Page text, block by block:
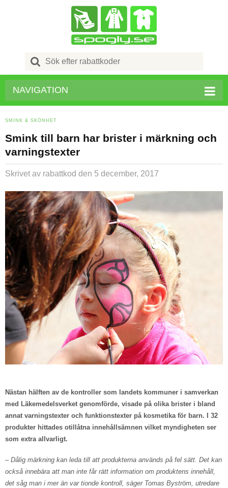
Search
for:
NAVIGATION
SMINK & SKÖNHET
Smink till barn har brister i märkning och
varningstexter
Skrivet av rabattkod den 5 december, 2017
Nästan hälften av de kontroller som landets kommuner i samverkan
med Läkemedelsverket genomförde, visade på olika brister i bland
annat varningstexter och funktionstexter på kosmetika för barn. I 32
produkter hittades otillåtna innehållsämnen vilket myndigheten ser
som extra allvarligt.
– Dålig märkning kan leda till att produkterna används på fel sätt. Det kan
också innebära att man inte får rätt information om produktens innehåll,
det såg man i mer än var tionde kontroll, säger Tomas Byström, utredare